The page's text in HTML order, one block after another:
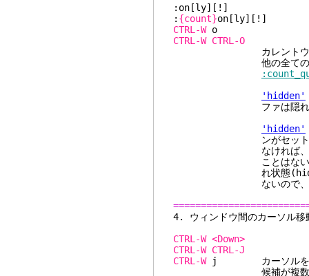
:on[ly][!]
: {count}on[ly][!]
CTRL-W
CTRL-W CTRL-O
カレントウィンドウを
他の全てのウィン
'hidden'
ファは隠れ状態
'hidden'
ンがセットされている
なければ、編集中のバ
ことはない。ただし[!]
れ状態(hidden)となる
ないので、変更は
4. ウィンドウ
CTRL-W <Down>
CTRL-W CTRL-J
CTRL-Wj カーソルをカレ
候補が複数ある場合は